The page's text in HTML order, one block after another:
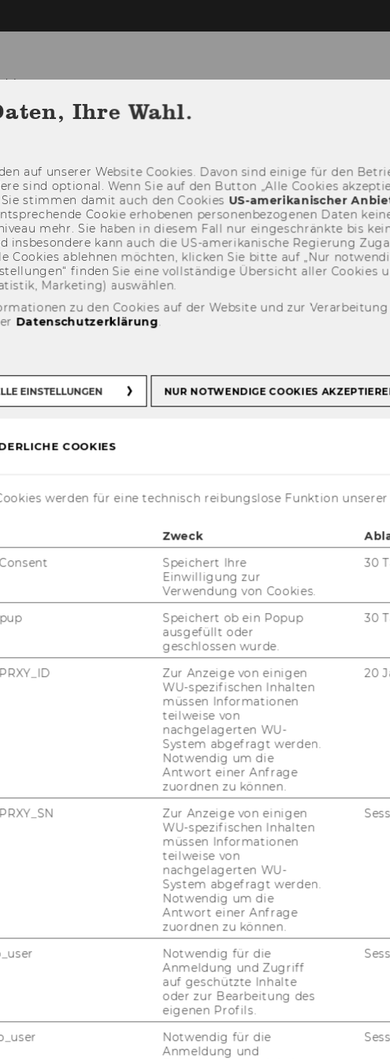
MM
in der SBWL
Stu­die­ren­den der Class of WS2025/26 ganz herz­
auf zwei span­nen­de ge­mein­sa­me Se­mes­ter!
A, 1. OG
1
Department für Marketing
Gebäude D2, Eingang A, 1. und
OG
Welthandelsplatz 1
1020 Wien
Österreich
Ihre Wahl.
auf un­se­rer Web­site Coo­kies. Davon sind ei­ni­ge für den
sind op­tio­nal. Wenn Sie auf den But­ton „Alle Coo­kies
Sie stim­men damit auch den Coo­kies US-​amerikanischer
Coo­kie er­ho­be­nen per­so­nen­be­zo­ge­nen Daten
mehr. Sie haben in die­sem Fall nur ein­ge­schränk­te bis
ins­be­son­de­re kann auch die US-​amerikanische Re­gie­rung
Coo­kies ab­leh­nen möch­ten, kli­cken Sie bitte auf „Nur
fin­den Sie eine voll­stän­di­ge Über­sicht aller
Mar­ke­ting) aus­wäh­len.
zu den Cookies auf der Website und zur
Datenschutzerklärung.
EINSTELLUNGEN NUR NOTWENDIGE COOKIES
COOKIES
werden für eine technisch reibungslose Funktion
Zweck
Speichert Ihre
Einwilligung zur
Verwendung von Cookies.
30
Speichert ob ein Popup
ausgefüllt oder
geschlossen wurde.
30
Zur Anzeige von einigen
WU-spezifischen Inhalten
müssen Informationen
teilweise von
nachgelagerten WU-
System abgefragt werden.
Notwendig um die
Antwort einer Anfrage
zuordnen zu können.
20
Zur Anzeige von einigen
WU-spezifischen Inhalten
müssen Informationen
teilweise von
nachgelagerten WU-
System abgefragt werden.
Notwendig um die
Antwort einer Anfrage
zuordnen zu können.
Notwendig für die
Anmeldung und Zugriff
auf geschützte Inhalte
oder zur Bearbeitung des
eigenen Profils.
Notwendig für die
Anmeldung und